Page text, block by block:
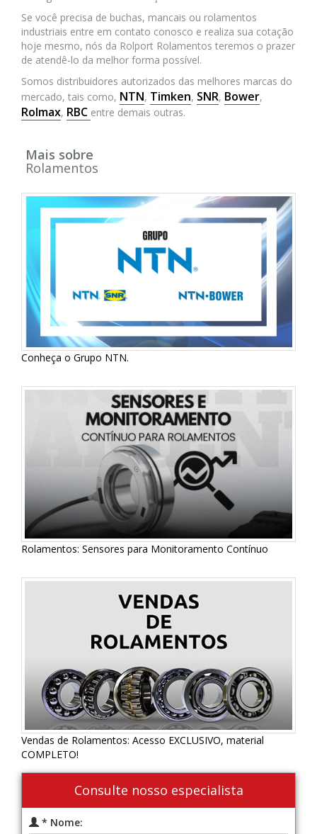
Se você precisa de buchas, mancais ou rolamentos
industriais entre em contato conosco e realiza sua cotação
hoje mesmo, nós da Rolport Rolamentos teremos o prazer
de atendê-lo da melhor forma possível.
Somos distribuidores autorizados das melhores marcas do
mercado, tais como, NTN, Timken, SNR, Bower,
Rolmax, RBC entre demais outras.
Mais sobre
Rolamentos
Conheça o Grupo NTN.
Rolamentos: Sensores para Monitoramento Contínuo
Vendas de Rolamentos: Acesso EXCLUSIVO, material
COMPLETO!
Consulte nosso especialista
* Nome: